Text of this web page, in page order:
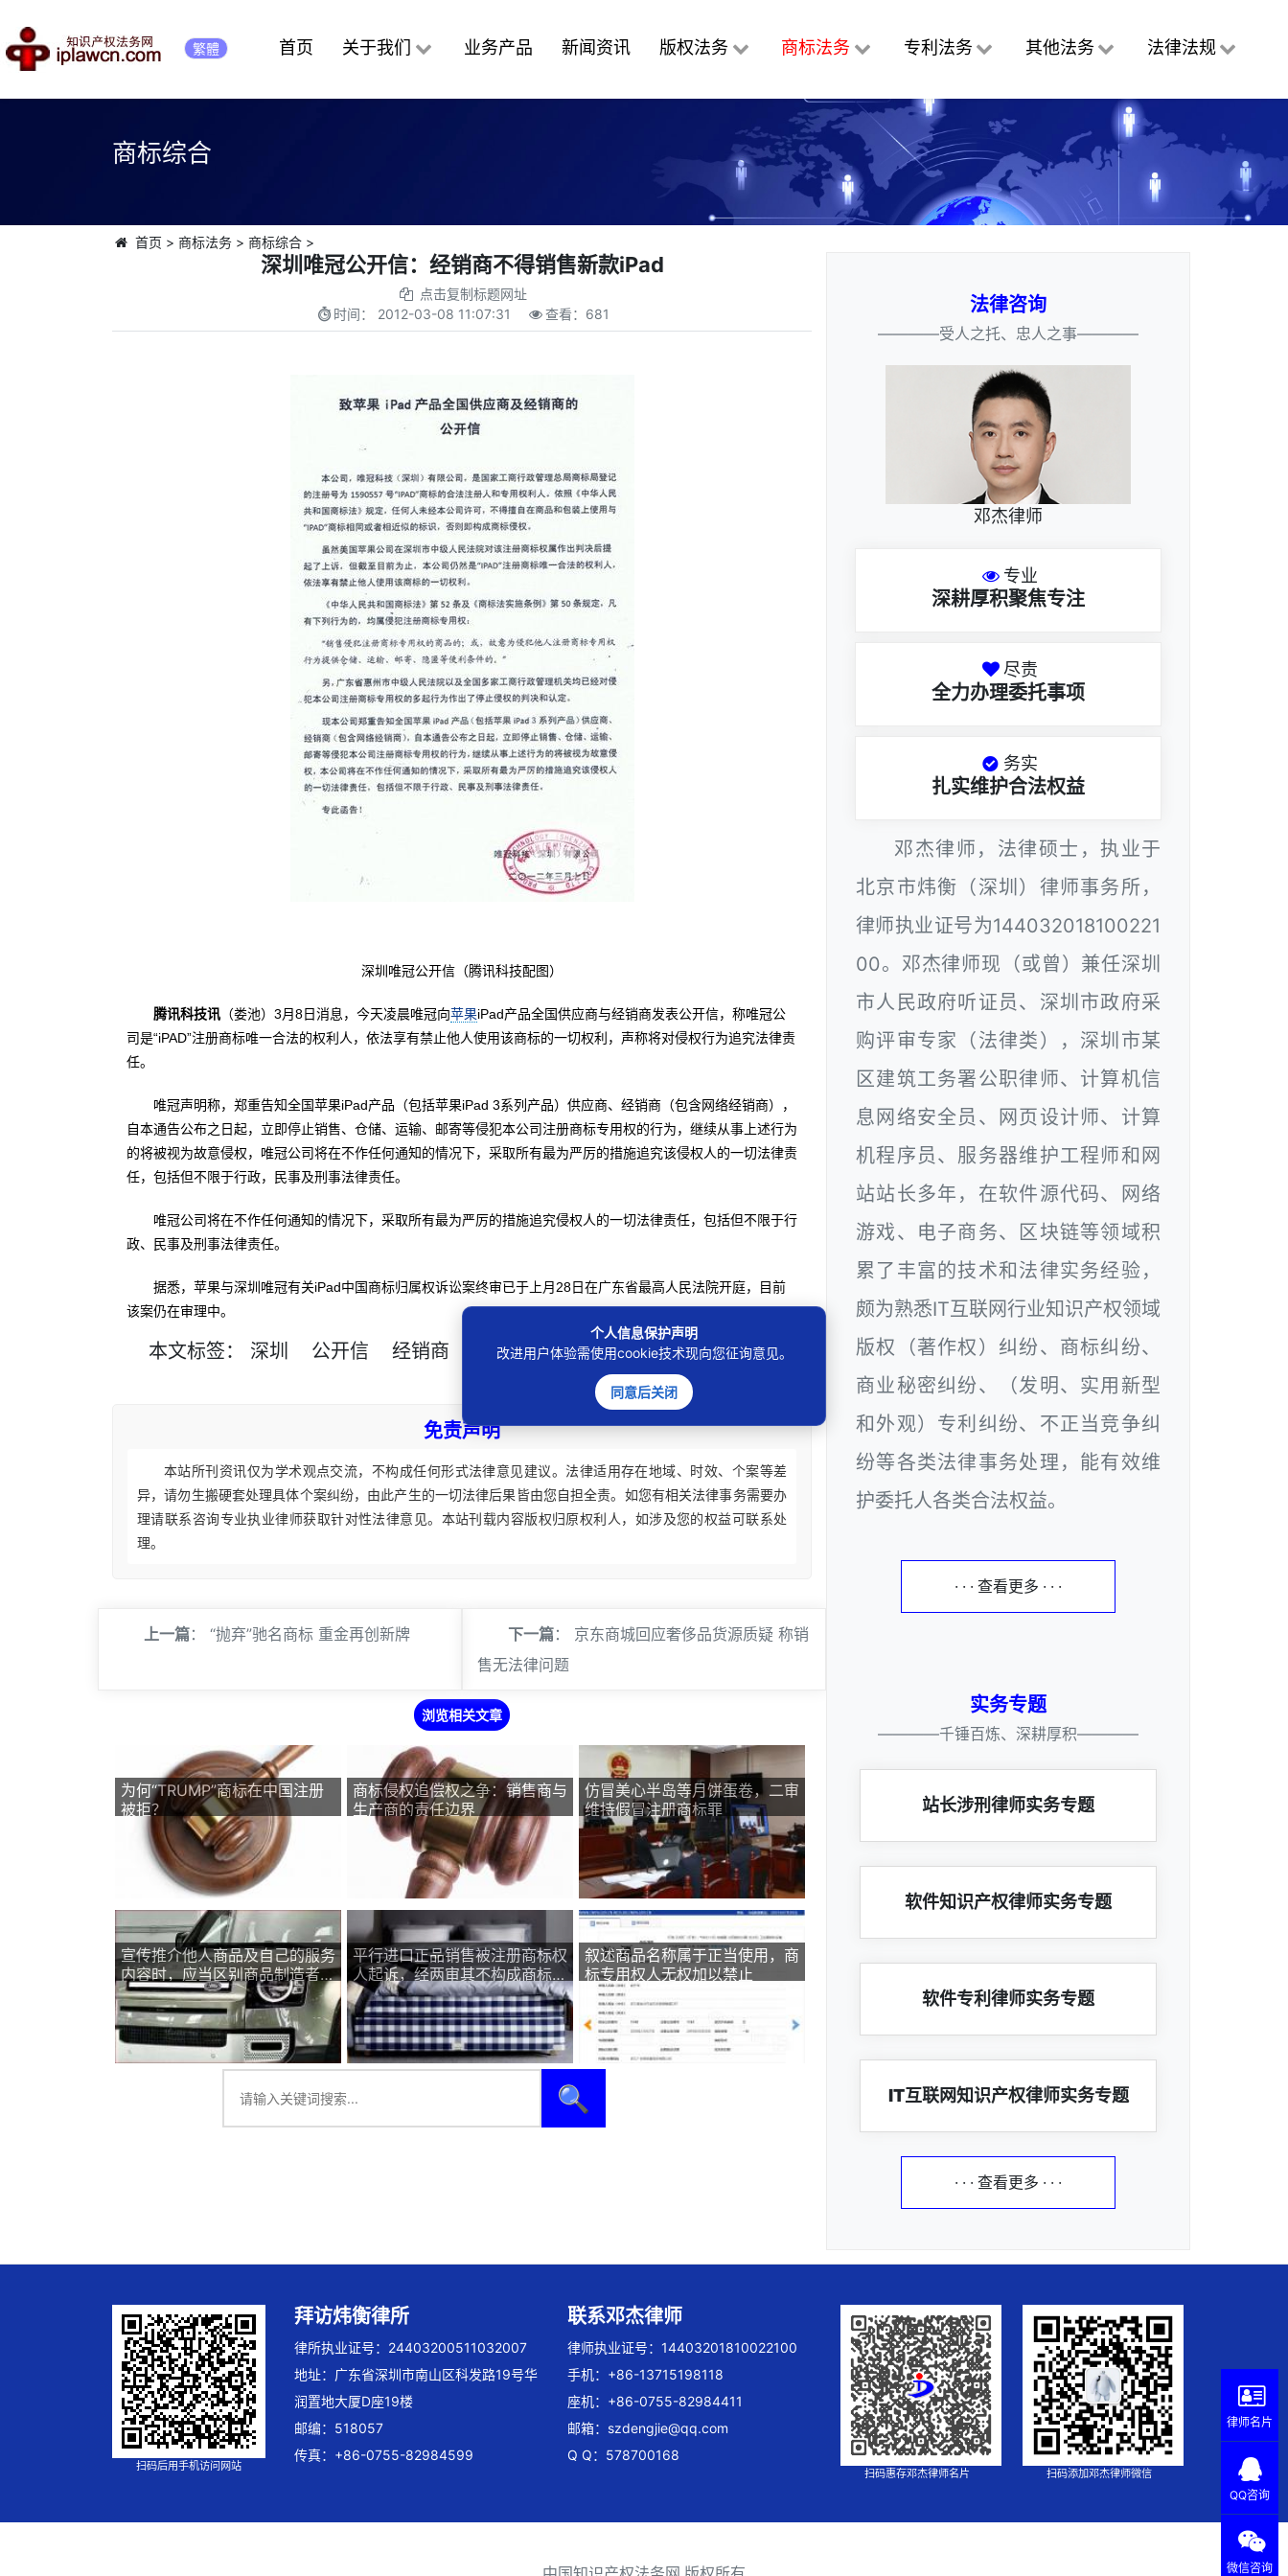
繁體 首页 关于我们 业务产品 新闻资讯 版权法务 商标法务 专利法务 其他法务 法律法规
商标综合
首页 > 商标法务> 商标综合>
深圳唯冠公开信：经销商不得销售新款iPad
点击复制标题网址
时间： 2012-03-08 11:07:31 查看： 681
深圳唯冠公开信（腾讯科技配图）
腾讯科技讯 （娄池）3月8日消息，今天凌晨唯冠向苹果iPad产品全国供应商与经销商发表公开信，称唯冠公
司是“iPAD”注册商标唯一合法的权利人，依法享有禁止他人使用该商标的一切权利，声称将对侵权行为追究法律责
任。
唯冠声明称，郑重告知全国苹果iPad产品（包括苹果iPad 3系列产品）供应商、经销商（包含网络经销商），
自本通告公布之日起，立即停止销售、仓储、运输、邮寄等侵犯本公司注册商标专用权的行为，继续从事上述行为
的将被视为故意侵权，唯冠公司将在不作任何通知的情况下，采取所有最为严厉的措施追究该侵权人的一切法律责
任，包括但不限于行政，民事及刑事法律责任。
唯冠公司将在不作任何通知的情况下，采取所有最为严厉的措施追究侵权人的一切法律责任，包括但不限于行
政、民事及刑事法律责任。
据悉，苹果与深圳唯冠有关iPad中国商标归属权诉讼案终审已于上月28日在广东省最高人民法院开庭，目前
该案仍在审理中。
本文标签： 深圳 公开信 经销商 ipad 商标侵权
免责声明
本站所刊资讯仅为学术观点交流，不构成任何形式法律意见建议。法律适用存在地域、时效、个案等差
异，请勿生搬硬套处理具体个案纠纷，由此产生的一切法律后果皆由您自担全责。如您有相关法律事务需要办
理请联系咨询专业执业律师获取针对性法律意见。本站刊载内容版权归原权利人，如涉及您的权益可联系处
理。
上一篇： “抛弃”驰名商标 重金再创新牌 下一篇： 京东商城回应奢侈品货源质疑 称销
售无法律问题
浏览相关文章
为何“TRUMP”商标在中国注册
被拒？
商标侵权追偿权之争：销售商与
生产商的责任边界
仿冒美心半岛等月饼蛋卷，二审
维持假冒注册商标罪
宣传推介他人商品及自己的服务
内容时，应当区别商品制造者和
服务提供者关系
平行进口正品销售被注册商标权
人起诉，经两审其不构成商标侵
权和不正当竞争
叙述商品名称属于正当使用，商
标专用权人无权加以禁止
🔍
法律咨询
————受人之托、忠人之事————
邓杰律师
专业
深耕厚积聚焦专注
尽责
全力办理委托事项
务实
扎实维护合法权益
邓杰律师，法律硕士，执业于
北京市炜衡（深圳）律师事务所，
律师执业证号为144032018100221
00。邓杰律师现（或曾）兼任深圳
市人民政府听证员、深圳市政府采
购评审专家（法律类），深圳市某
区建筑工务署公职律师、计算机信
息网络安全员、网页设计师、计算
机程序员、服务器维护工程师和网
站站长多年，在软件源代码、网络
游戏、电子商务、区块链等领域积
累了丰富的技术和法律实务经验，
颇为熟悉IT互联网行业知识产权领域
版权（著作权）纠纷、商标纠纷、
商业秘密纠纷、（发明、实用新型
和外观）专利纠纷、不正当竞争纠
纷等各类法律事务处理，能有效维
护委托人各类合法权益。
· · · 查看更多 · · ·
实务专题
————千锤百炼、深耕厚积————
站长涉刑律师实务专题
软件知识产权律师实务专题
软件专利律师实务专题
IT互联网知识产权律师实务专题
· · · 查看更多 · · ·
扫码后用手机访问网站
拜访炜衡律所
律所执业证号：24403200511032007
地址：广东省深圳市南山区科发路19号华
润置地大厦D座19楼
邮编：518057
传真：+86-0755-82984599
联系邓杰律师
律师执业证号：14403201810022100
手机：+86-13715198118
座机：+86-0755-82984411
邮箱： szdengjie@qq.com
Q Q：578700168
扫码惠存邓杰律师名片 扫码添加邓杰律师微信
个人信息保护声明
改进用户体验需使用cookie技术现向您征询意见。
同意后关闭
律师名片
QQ咨询
微信咨询